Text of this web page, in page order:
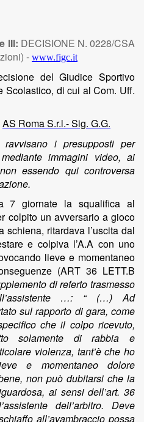
III: DECISIONE N. 0228/CSA
- www.figc.it
del Giudice Sportivo
Scolastico, di cui al Com. Uff.
AS Roma S.r.l.- Sig. G.G.
i presupposti per
immagini video, ai
essendo qui controversa
7 giornate la squalifica al
colpito un avversario a gioco
ritardava l’uscita dal
e colpiva l’A.A con uno
lieve e momentaneo
(ART 36 LETT.B
di referto trasmesso
…: “ (…) Ad
sul rapporto di gara, come
che il colpo ricevuto,
solamente di rabbia e
violenza, tant’è che ho
e momentaneo dolore
non può dubitarsi che la
ai sensi dell’art. 36
dell’arbitro. Deve
all’avambraccio possa